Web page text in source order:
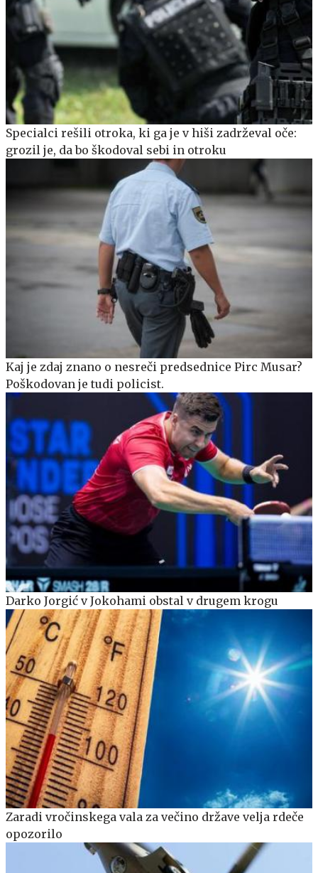
Specialci rešili otroka, ki ga je v hiši zadrževal oče:
grozil je, da bo škodoval sebi in otroku
Kaj je zdaj znano o nesreči predsednice Pirc Musar?
Poškodovan je tudi policist.
Darko Jorgić v Jokohami obstal v drugem krogu
Zaradi vročinskega vala za večino države velja rdeče
opozorilo